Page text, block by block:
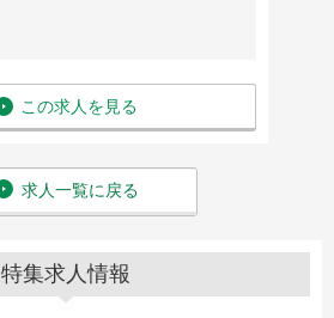
この求人を見る
求人一覧に戻る
特集求人情報